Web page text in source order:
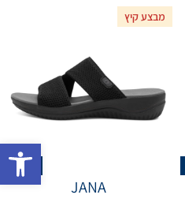
מבצע קיץ
-20%
JANA